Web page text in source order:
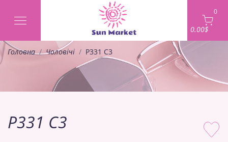
0
0.00$
Головна Чоловічі P331 C3
P331 C3